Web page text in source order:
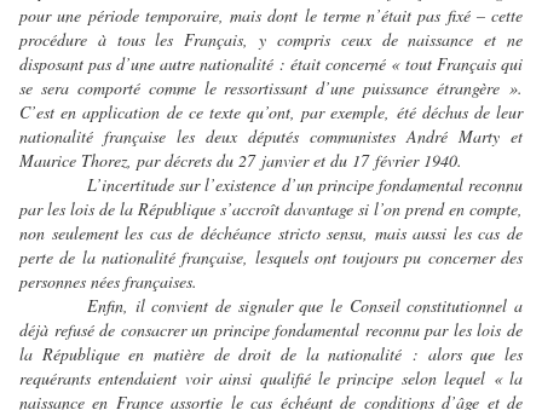
pour une période temporaire, mais dont le terme n’était pas fixé – cette
procédure à tous les Français, y compris ceux de naissance et ne
disposant pas d’une autre nationalité : était concerné « tout Français qui
se sera comporté comme le ressortissant d’une puissance étrangère ».
C’est en application de ce texte qu’ont, par exemple, été déchus de leur
nationalité française les deux députés communistes André Marty et
Maurice Thorez, par décrets du 27 janvier et du 17 février 1940.
L’incertitude sur l’existence d’un principe fondamental reconnu
par les lois de la République s’accroît davantage si l’on prend en compte,
non seulement les cas de déchéance stricto sensu, mais aussi les cas de
perte de la nationalité française, lesquels ont toujours pu concerner des
personnes nées françaises.
Enfin, il convient de signaler que le Conseil constitutionnel a
déjà refusé de consacrer un principe fondamental reconnu par les lois de
la République en matière de droit de la nationalité : alors que les
requérants entendaient voir ainsi qualifié le principe selon lequel « la
naissance en France assortie le cas échéant de conditions d’âge et de